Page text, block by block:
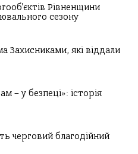
Рівненщини
сезону
Захисниками, які віддали
– у безпеці»: історія
черговий благодійний